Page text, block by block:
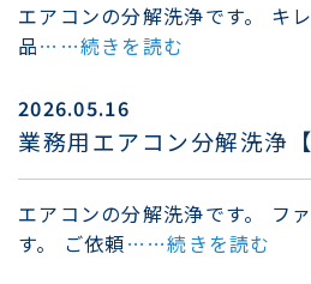
エアコンの分解洗浄です。 キ
品……続きを読む
2026.05.16
業務用エアコン分解洗浄
エアコンの分解洗浄です。 フ
す。 ご依頼……続きを読む